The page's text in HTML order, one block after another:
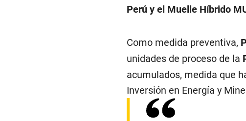
Perú y el Muelle Híbrido
Como medida preventiva,
unidades de proceso de la
acumulados, medida que
Inversión en Energía y